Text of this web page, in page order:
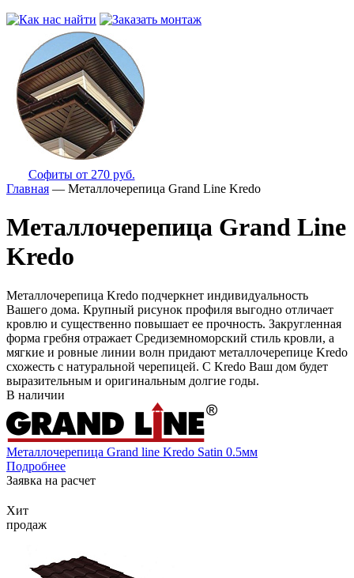
Софиты от 270 руб.
Главная — Металлочерепица Grand Line Kredo
Металлочерепица Grand Line
Kredo
Металлочерепица Kredo подчеркнет индивидуальность
Вашего дома. Крупный рисунок профиля выгодно отличает
кровлю и существенно повышает ее прочность. Закругленная
форма гребня отражает Средиземноморский стиль кровли, а
мягкие и ровные линии волн придают металлочерепице Kredo
схожесть с натуральной черепицей. С Kredo Ваш дом будет
выразительным и оригинальным долгие годы.
В наличии
Металлочерепица Grand line Kredo Satin 0.5мм
Подробнее
Заявка на расчет
Хит
продаж